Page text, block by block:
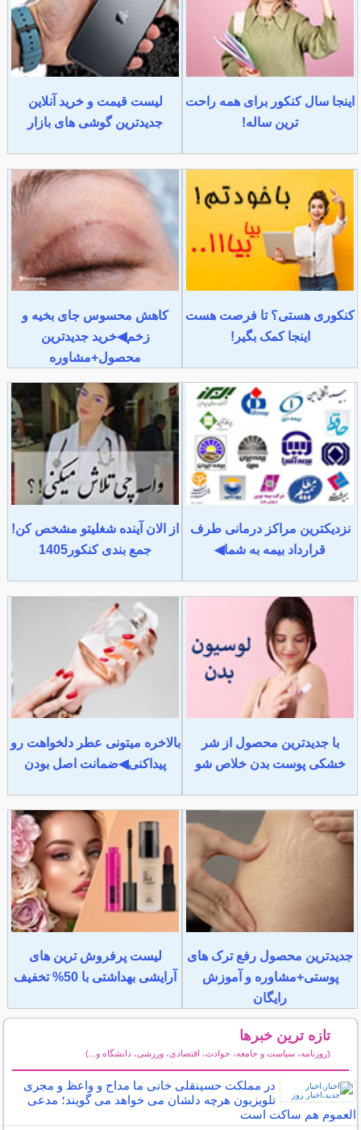
اینجا سال کنکور برای همه راحت
ترین ساله!
لیست قیمت و خرید آنلاین
جدیدترین گوشی های بازار
کنکوری هستی؟ تا فرصت هست
اینجا کمک بگیر!
کاهش محسوس جای بخیه و
زخم◀خرید جدیدترین
محصول+مشاوره
نزدیکترین مراکز درمانی طرف
قرارداد بیمه به شما◀
از الان آینده شغلیتو مشخص کن!
جمع بندی کنکور1405
با جدیدترین محصول از شر
خشکی پوست بدن خلاص شو
بالاخره میتونی عطر دلخواهت رو
پیداکنی◀ضمانت اصل بودن
جدیدترین محصول رفع ترک های
پوستی+مشاوره و آموزش
رایگان
لیست پرفروش ترین های
آرایشی بهداشتی با 50% تخفیف
تازه ترین خبرها
(روزنامه، سیاست و جامعه، حوادث، اقتصادی، ورزشی، دانشگاه و...)
در مملکت حسینقلی خانی ما مداح و واعظ و مجری
تلویزیون هرچه دلشان می خواهد می گویند؛ مدعی
العموم هم ساکت است